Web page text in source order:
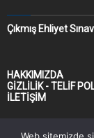
Çıkmış Ehliyet
HAKKIMIZDA
GİZLİLİK - TELİF
İLETİŞİM